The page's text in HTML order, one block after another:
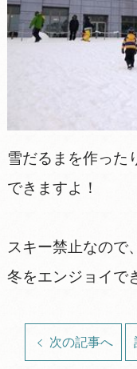
雪だるまを作った
できますよ！
スキー禁止なので
冬をエンジョイで
次の記事へ